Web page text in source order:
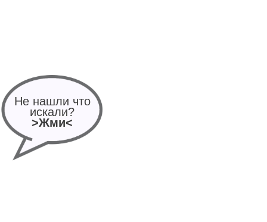
Не нашли что
искали?
>Жми<